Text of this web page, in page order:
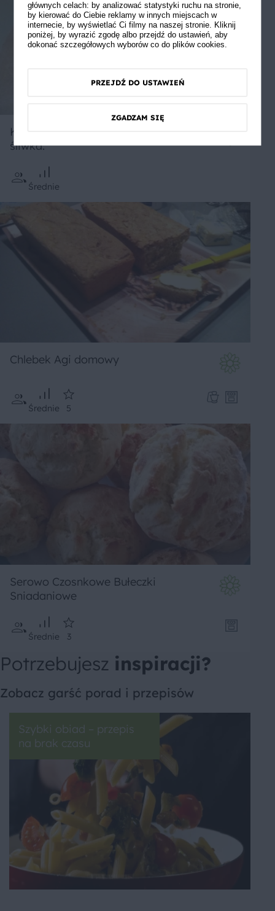
Kremowy pasztet z krolika z suszona
śliwka.
Średnie
Chlebek Agi domowy
Średnie 5
Serowo Czosnkowe Bułeczki
Sniadaniowe
Średnie 3
Potrzebujesz inspiracji?
Zobacz garść porad i przepisów
Szybki obiad – przepis
na brak czasu
głównych celach: by analizować statystyki ruchu na stronie,
by kierować do Ciebie reklamy w innych miejscach w
internecie, by wyświetlać Ci filmy na naszej stronie. Kliknij
poniżej, by wyrazić zgodę albo przejdź do ustawień, aby
dokonać szczegółowych wyborów co do plików cookies.
PRZEJDŹ DO USTAWIEŃ
ZGADZAM SIĘ